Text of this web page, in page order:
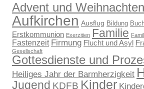
Advent und Weihnachten
Aufkirchen Ausflug Bildung
Erstkommunion Exerzitien Familie
Fastenzeit Firmung Flucht und Asyl
Gesellschaft
Gottesdienste und
Heiliges Jahr der Barmherzigkeit
Jugend KDFB Kinder